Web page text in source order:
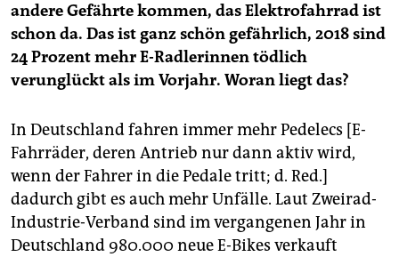
epaper login
andere Gefährte kommen, das Elektrofahrrad ist
schon da. Das ist ganz schön gefährlich, 2018 sind
24 Prozent mehr E-Radlerinnen tödlich
verunglückt als im Vorjahr. Woran liegt das?
In Deutschland fahren immer mehr Pedelecs [E-
Fahrräder, deren Antrieb nur dann ­aktiv wird,
wenn der Fahrer in die Pedale tritt; d. Red.]
dadurch gibt es auch mehr Unfälle. Laut Zweirad-
Industrie-Verband sind im vergangenen Jahr in
Deutschland 980.000 neue E-Bikes verkauft